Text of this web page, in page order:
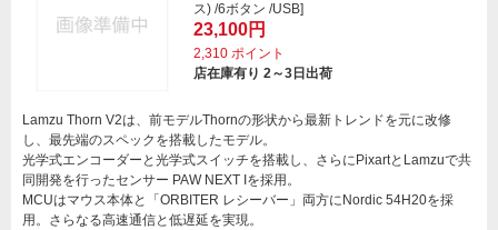
ス) /6ボタン /USB]
23,100円
2,310 ポイント
店在庫有り 2～3日出荷
Lamzu Thorn V2は、前モデルThornの形状から最新トレンドを元に改修
し、最先端のスペックを搭載したモデル。
光学式エンコーダーと光学式スイッチを搭載し、さらにPixartとLamzuで共
同開発を行ったセンサー PAW NEXT Iを採用。
MCUはマウス本体と「ORBITER レシーバー」両方にNordic 54H20を採
用。さらなる高速通信と低遅延を実現。